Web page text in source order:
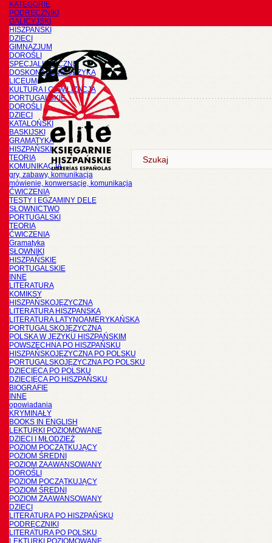
KATEGORIE
PODRĘCZNIKI
GALICYJSKI
HISZPAŃSKI
DZIECI
GIMNAZJUM
DOROŚLI
SPECJALISTYCZNE
DOSKONALENIE JĘZYKA
LICEUM
KULTURA I CYWILIZACJA
PORTUGALSKIE
DOROŚLI
DZIECI
KATALOŃSKI
BASKIJSKI
GRAMATYKA
HISZPAŃSKI
TEORIA
KOMUNIKACJA
gry, zabawy, komunikacja
mówienie, konwersacje, komunikacja
ĆWICZENIA
TESTY I EGZAMINY DELE
SŁOWNICTWO
PORTUGALSKI
TEORIA
ĆWICZENIA
Gramatyka
SŁOWNIKI
HISZPAŃSKIE
PORTUGALSKIE
INNE
LITERATURA
KOMIKSY
HISZPAŃSKOJĘZYCZNA
LITERATURA HISZPANSKA
LITERATURA LATYNOAMERYKAŃSKA
PORTUGALSKOJĘZYCZNA
POLSKA W JĘZYKU HISZPAŃSKIM
POWSZECHNA PO HISZPAŃSKU
HISZPAŃSKOJĘZYCZNA PO POLSKU
PORTUGALSKOJĘZYCZNA PO POLSKU
DZIECIĘCA PO POLSKU
DZIECIĘCA PO HISZPAŃSKU
BIOGRAFIE
INNE
opowiadania
KRYMINAŁY
BOOKS IN ENGLISH
LEKTURKI POZIOMOWANE
DZIECI I MŁODZIEŻ
POZIOM POCZĄTKUJĄCY
POZIOM ŚREDNI
POZIOM ZAAWANSOWANY
DOROŚLI
POZIOM POCZĄTKUJĄCY
POZIOM ŚREDNI
POZIOM ZAAWANSOWANY
DZIECI
LITERATURA PO HISZPAŃSKU
PODRĘCZNIKI
LITERATURA PO POLSKU
LEKTURKI POZIOMOWANE